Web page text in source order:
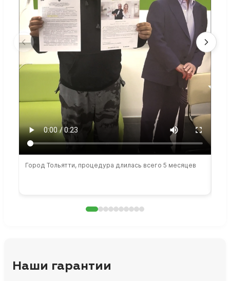
Город Тольятти, процедура длилась всего 5 месяцев
Наши гарантии